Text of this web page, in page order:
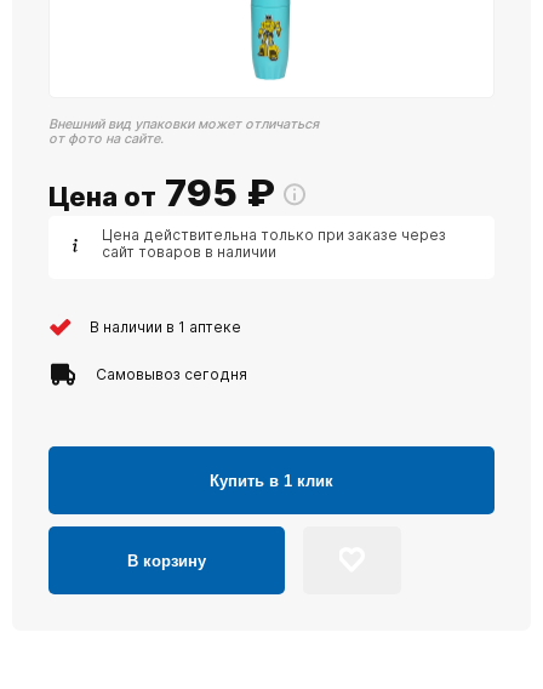
Внешний вид упаковки может отличаться
от фото на сайте.
Цена от 795 ₽
Цена действительна только при заказе через
сайт товаров в наличии
В наличии в 1 аптеке
Самовывоз сегодня
Купить в 1 клик
В корзину